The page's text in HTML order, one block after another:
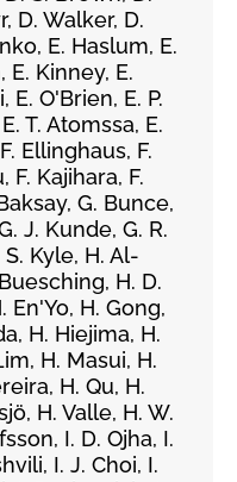
D. Walker, D.
E. Haslum, E.
E. Kinney, E.
E. O'Brien, E. P.
T. Atomssa, E.
Ellinghaus, F.
F. Kajihara, F.
G. Bunce,
J. Kunde, G. R.
Kyle, H. Al-
H. D.
En'Yo, H. Gong,
H. Hiejima, H.
H. Masui, H.
H. Qu, H.
H. Valle, H. W.
I. D. Ojha, I.
I. J. Choi, I.